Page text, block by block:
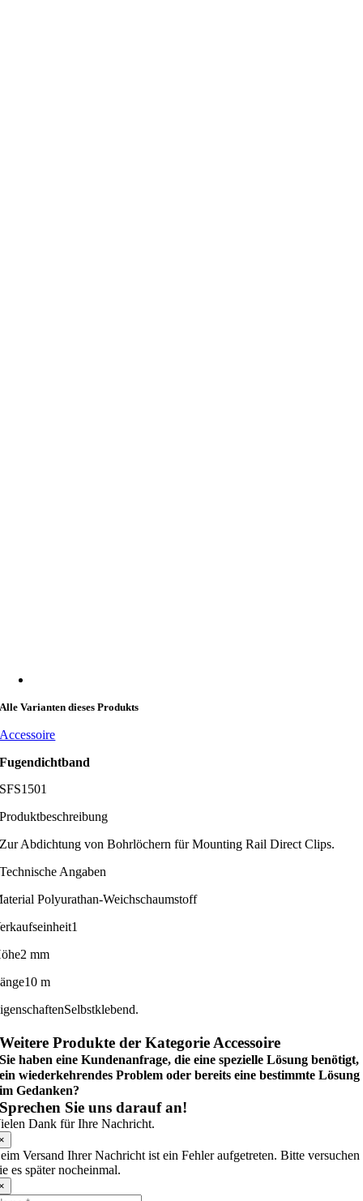
Alle Varianten dieses Produkts
Accessoire
Fugendichtband
Produktbeschreibung
Zur Abdichtung von Bohrlöchern für Mounting Rail Direct Clips.
Technische Angaben
Polyurathan-Weichschaumstoff
1
2 mm
10 m
Selbstklebend.
Weitere Produkte der Kategorie Accessoire
Sie haben eine Kundenanfrage, die eine spezielle Lösung benötigt,
ein wiederkehrendes Problem oder bereits eine bestimmte Lösung
im Gedanken?
Sprechen Sie uns darauf an!
Dank für Ihre Nachricht.
Versand Ihrer Nachricht ist ein Fehler aufgetreten. Bitte versuchen
es später nocheinmal.